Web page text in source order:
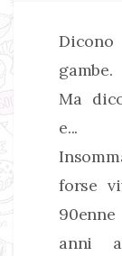
gambe.
Ma
e...
forse
anni